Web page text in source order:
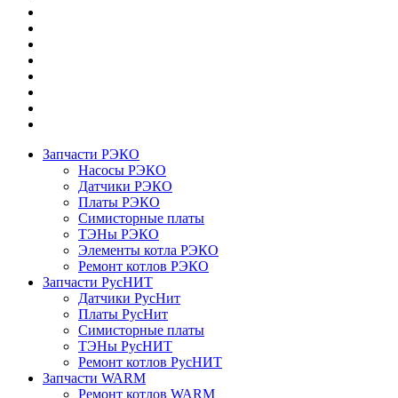
Запчасти РЭКО
Насосы РЭКО
Датчики РЭКО
Платы РЭКО
Симисторные платы
ТЭНы РЭКО
Элементы котла РЭКО
Ремонт котлов РЭКО
Запчасти РусНИТ
Датчики РусНит
Платы РусНит
Симисторные платы
ТЭНы РусНИТ
Ремонт котлов РусНИТ
Запчасти WARM
Ремонт котлов WARM